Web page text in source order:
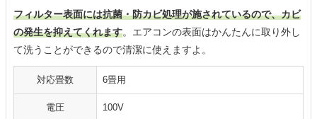
フィルター表面には抗菌・防カビ処理が施されているので、カビ
の発生を抑えてくれます。エアコンの表面はかんたんに取り外し
て洗うことができるので清潔に使えますよ。
対応畳数 6畳用
電圧 100V